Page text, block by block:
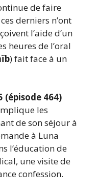
de faire
derniers n’ont
l’aide d’un
heures de l’oral
) fait face à un
(épisode 464)
les
de son séjour à
à Luna
l’éducation de
une visite de
confession.